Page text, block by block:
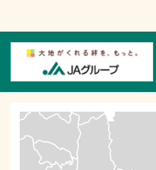
現在】（外部サイトへ移動し
2025年6月16日
付を開始しました
2025年6月11日
就職面接＆相談会（久里浜